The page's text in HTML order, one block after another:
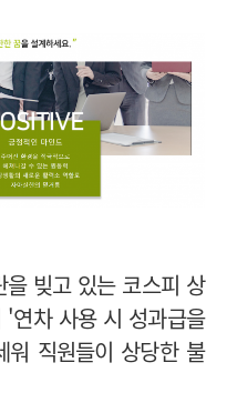
빚고 있는 코스피 상
연차 사용 시 성과급을
워 직원들이 상당한 불